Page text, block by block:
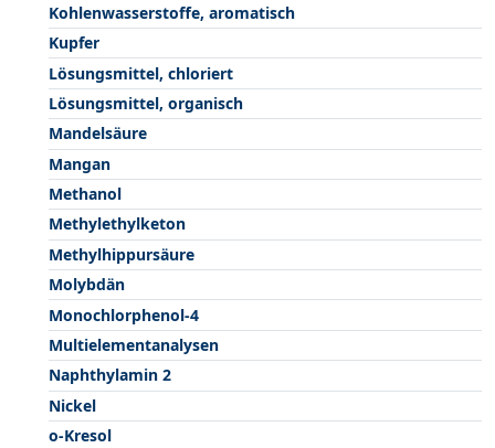
Kohlenwasserstoffe, aromatisch
Kupfer
Lösungsmittel, chloriert
Lösungsmittel, organisch
Mandelsäure
Mangan
Methanol
Methylethylketon
Methylhippursäure
Molybdän
Monochlorphenol-4
Multielementanalysen
Naphthylamin 2
Nickel
o-Kresol